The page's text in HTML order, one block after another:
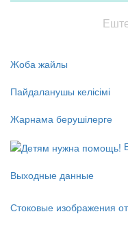
Жоба жайлы
Пайдаланушы келісімі
Жарнама берушілерге
Выходные данные
Стоковые изображения от